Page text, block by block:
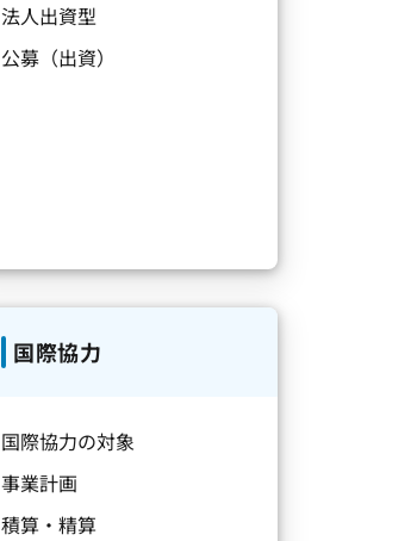
法人出資型
公募（出資）
国際協力
国際協力の対象
事業計画
積算・精算